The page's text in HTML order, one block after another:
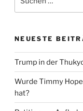
nach:
NEUESTE
Trump in der
Wurde Timmy
hat?